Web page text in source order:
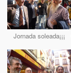
Jornada soleada¡¡¡